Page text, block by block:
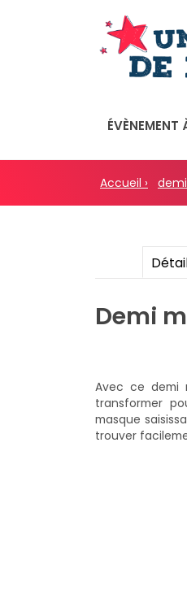
ÉVÈNEMENT
Accueil ›
Demi
Avec ce demi
transformer
masque
trouver